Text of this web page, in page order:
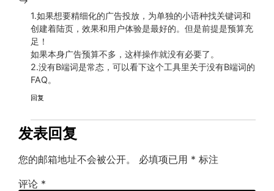
1.如果想要精细化的广告投放，为单独的小语种找关键词和
创建着陆页，效果和用户体验是最好的。但是前提是预算充
足！
如果本身广告预算不多，这样操作就没有必要了。
2.没有B端词是常态，可以看下这个工具里关于没有B端词的
FAQ。
回复
发表回复
您的邮箱地址不会被公开。 必填项已用 * 标注
评论 *